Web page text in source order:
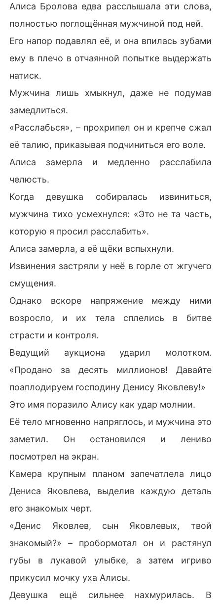
Алиса Бролова едва расслышала эти слова,
полностью поглощённая мужчиной под ней.
Его напор подавлял её, и она впилась зубами
ему в плечо в отчаянной попытке выдержать
натиск.
Мужчина лишь хмыкнул, даже не подумав
замедлиться.
«Расслабься», – прохрипел он и крепче сжал
её талию, приказывая подчиниться его воле.
Алиса замерла и медленно расслабила
челюсть.
Когда девушка собиралась извиниться,
мужчина тихо усмехнулся: «Это не та часть,
которую я просил расслабить».
Алиса замерла, а её щёки вспыхнули.
Извинения застряли у неё в горле от жгучего
смущения.
Однако вскоре напряжение между ними
возросло, и их тела сплелись в битве
страсти и контроля.
Ведущий аукциона ударил молотком.
«Продано за десять миллионов! Давайте
поаплодируем господину Денису Яковлеву!»
Это имя поразило Алису как удар молнии.
Её тело мгновенно напряглось, и мужчина это
заметил. Он остановился и лениво
посмотрел на экран.
Камера крупным планом запечатлела лицо
Дениса Яковлева, выделив каждую деталь
его знакомых черт.
«Денис Яковлев, сын Яковлевых, твой
знакомый?» – пробормотал он и растянул
губы в лукавой улыбке, а затем игриво
прикусил мочку уха Алисы.
Девушка ещё сильнее нахмурилась. В